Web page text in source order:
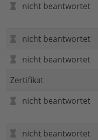
nicht beantwortet
nicht beantwortet
nicht beantwortet
Zertifikat
nicht beantwortet
nicht beantwortet